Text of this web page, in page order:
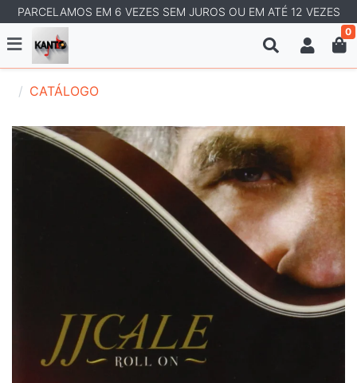
PARCELAMOS EM 6 VEZES SEM JUROS OU EM ATÉ 12 VEZES
0
CATÁLOGO